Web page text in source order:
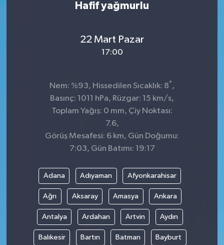
Hafif yağmurlu
22 Mart Pazar
17:00
Nem: %93, Hissedilen Sıcaklık: 8° ,
Basınç: 1011 hPa, Rüzgar: 15 km/s,
Toplam Yağış: 0 mm, Çiy Noktası:
7.6,
Görüş Mesafesi: 6 km, Gün Doğumu:
7:03, Gün Batımı: 19:17
Adana Adıyaman Afyonkarahisar
Ağrı Aksaray Amasya Ankara
Antalya Ardahan Artvin Aydın
Balıkesir Bartın Batman Bayburt